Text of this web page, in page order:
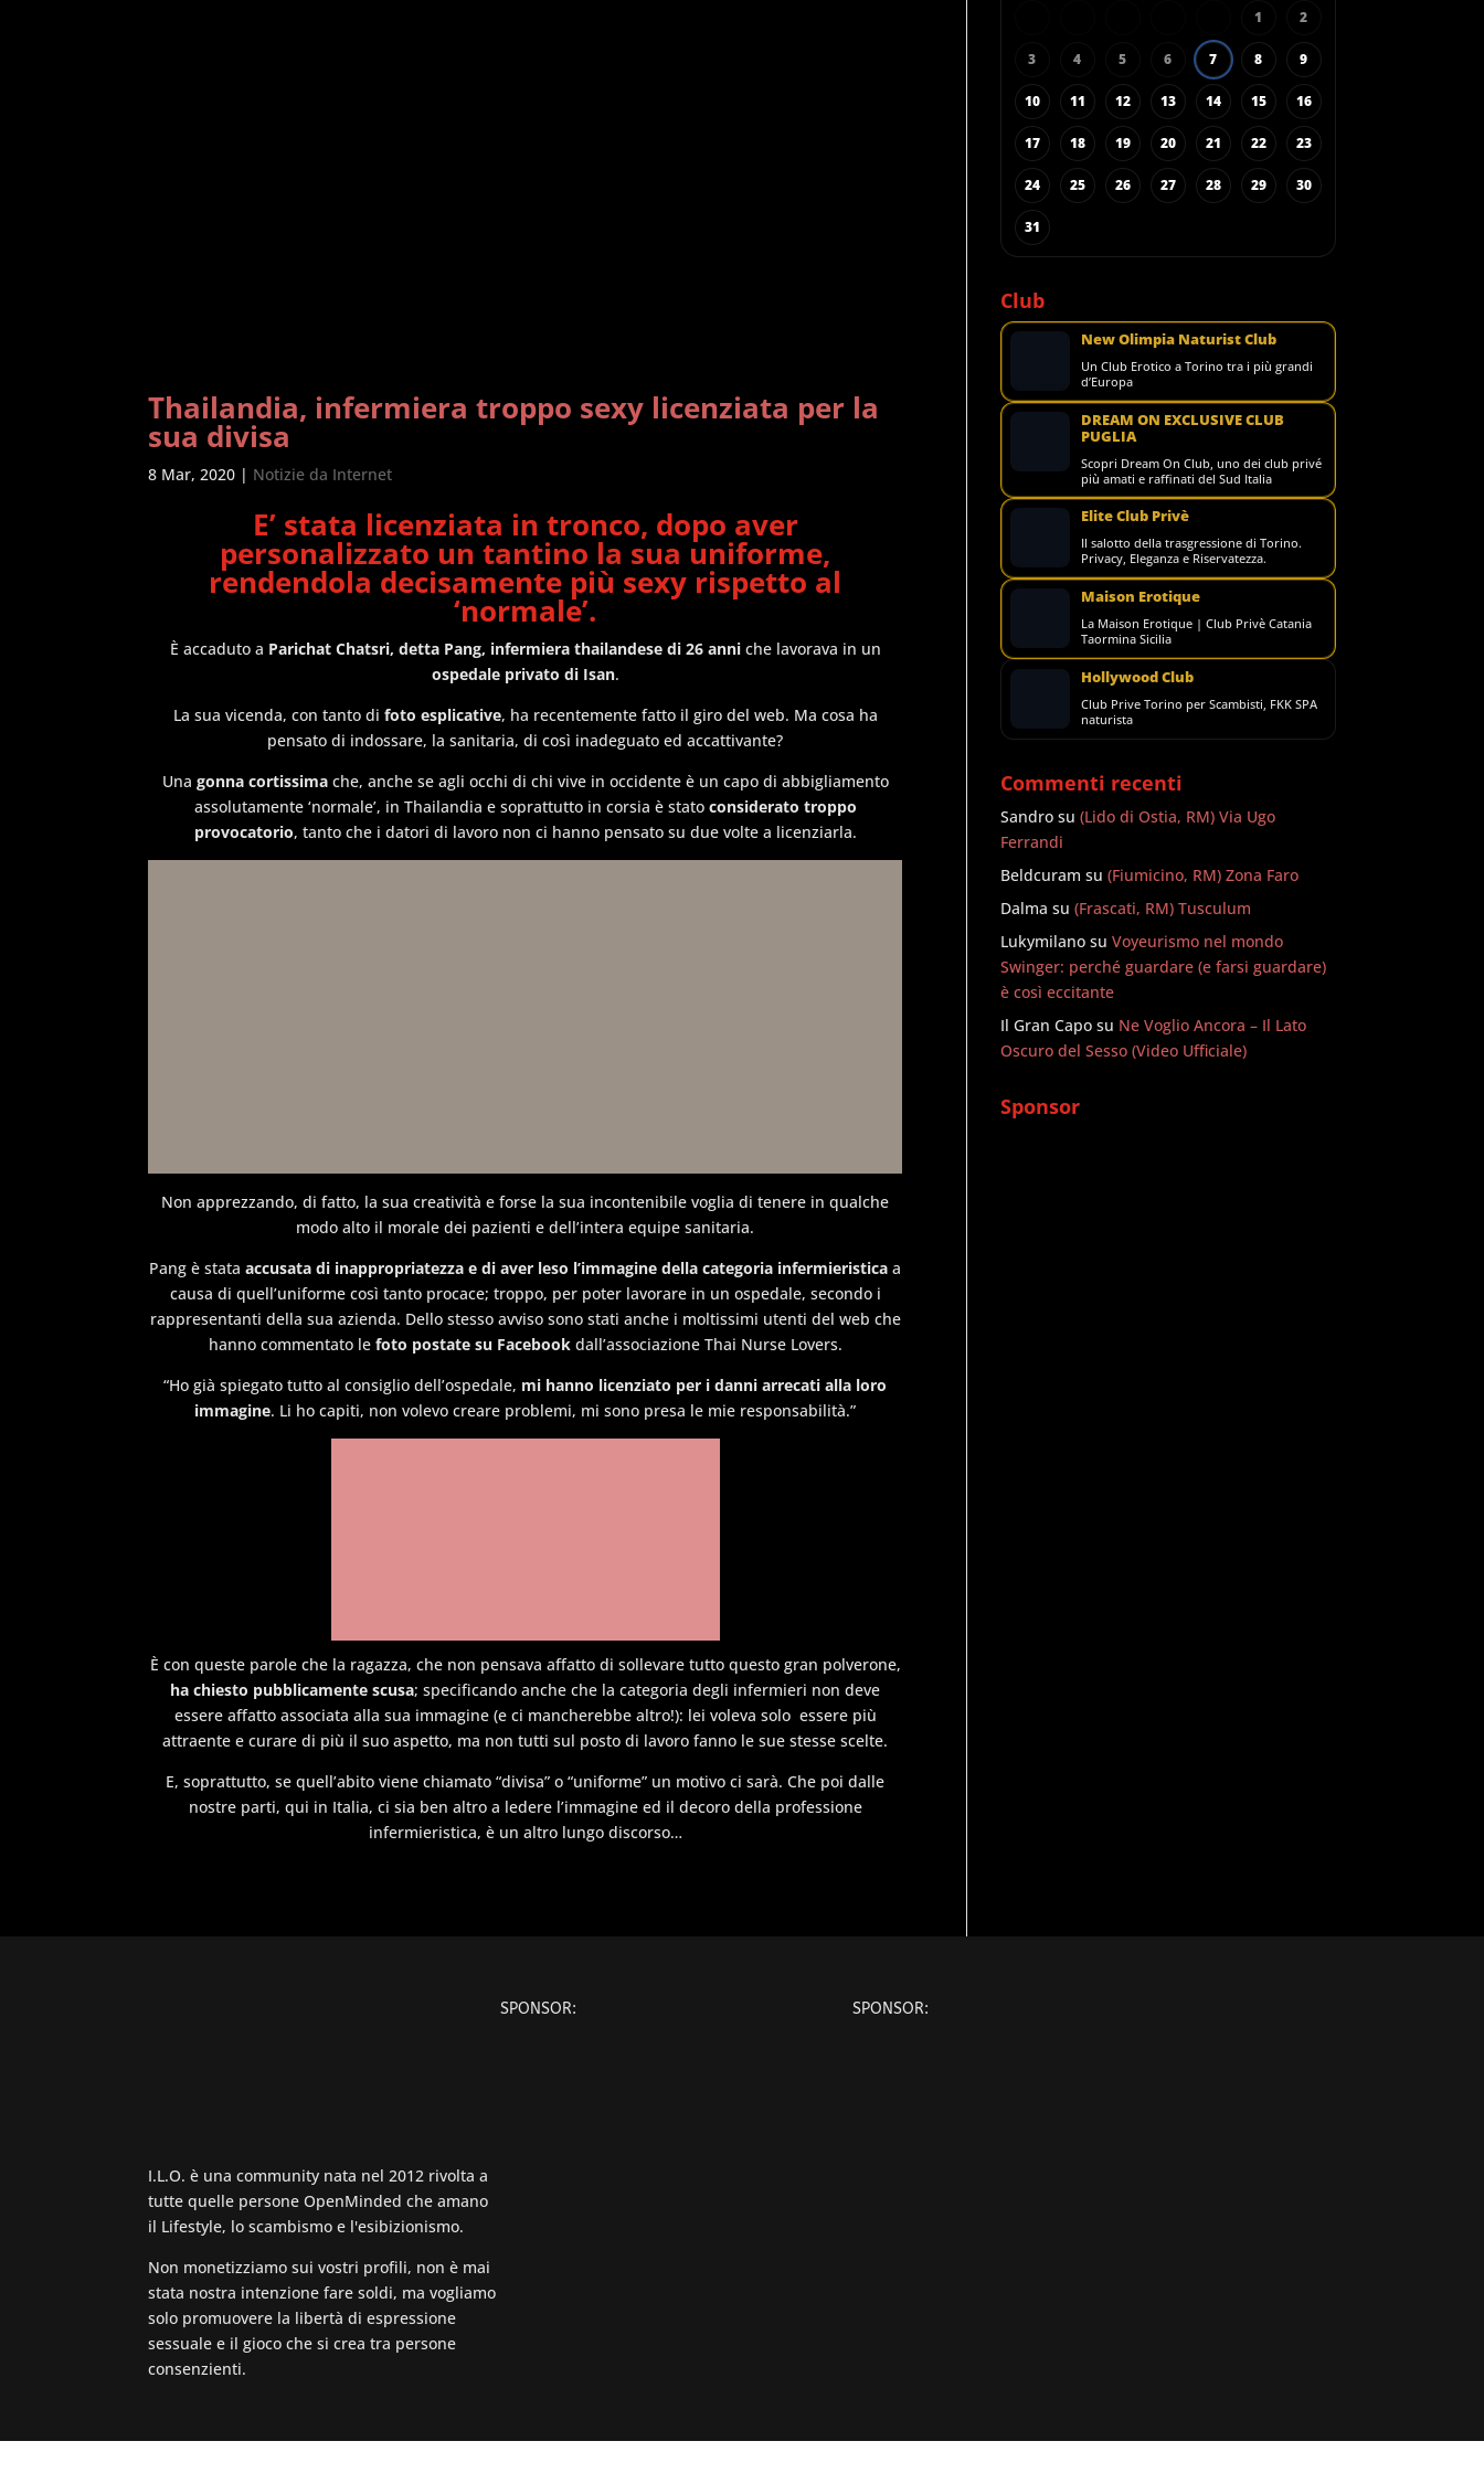
Thailandia, infermiera troppo sexy licenziata per la
sua divisa
8 Mar, 2020 | Notizie da Internet
E’ stata licenziata in tronco, dopo aver
personalizzato un tantino la sua uniforme,
rendendola decisamente più sexy rispetto al
‘normale’.
È accaduto a Parichat Chatsri, detta Pang, infermiera thailandese di 26 anni che lavorava in un
ospedale privato di Isan.
La sua vicenda, con tanto di foto esplicative, ha recentemente fatto il giro del web. Ma cosa ha
pensato di indossare, la sanitaria, di così inadeguato ed accattivante?
Una gonna cortissimache, anche se agli occhi di chi vive in occidente è un capo di abbigliamento
assolutamente ‘normale’, in Thailandia e soprattutto in corsia è stato considerato troppo
provocatorio, tanto che i datori di lavoro non ci hanno pensato su due volte a licenziarla.
Non apprezzando, di fatto, la sua creatività e forse la sua incontenibile voglia di tenere in qualche
modo alto il morale dei pazienti e dell’intera equipe sanitaria.
Pang è stataaccusata di inappropriatezza e di aver leso l’immagine della categoria infermieristica a
causa di quell’uniforme così tanto procace; troppo, per poter lavorare in un ospedale, secondo i
rappresentanti della sua azienda. Dello stesso avviso sono stati anche i moltissimi utenti del web che
hanno commentato le foto postate su Facebookdall’associazione Thai Nurse Lovers.
“Ho già spiegato tutto al consiglio dell’ospedale, mi hanno licenziato per i danni arrecati alla loro
immagine. Li ho capiti, non volevo creare problemi, mi sono presa le mie responsabilità.”
È con queste parole che la ragazza, che non pensava affatto di sollevare tutto questo gran polverone,
ha chiesto pubblicamente scusa; specificando anche che la categoria degli infermieri non deve
essere affatto associata alla sua immagine (e ci mancherebbe altro!): lei voleva solo essere più
attraente e curare di più il suo aspetto, ma non tutti sul posto di lavoro fanno le sue stesse scelte.
E, soprattutto, se quell’abito viene chiamato “divisa” o “uniforme” un motivo ci sarà. Che poi dalle
nostre parti, qui in Italia, ci sia ben altro a ledere l’immagine ed il decoro della professione
infermieristica, è un altro lungo discorso…
1 2
3 4 5 6 7 8 9
10 11 12 13 14 15 16
17 18 19 20 21 22 23
24 25 26 27 28 29 30
31
Club
New Olimpia Naturist Club
Un Club Erotico a Torino tra i più grandi
d’Europa
DREAM ON EXCLUSIVE CLUB
PUGLIA
Scopri Dream On Club, uno dei club privé
più amati e raffinati del Sud Italia
Elite Club Privè
Il salotto della trasgressione di Torino.
Privacy, Eleganza e Riservatezza.
Maison Erotique
La Maison Erotique | Club Privè Catania
Taormina Sicilia
Hollywood Club
Club Prive Torino per Scambisti, FKK SPA
naturista
Commenti recenti
Sandro su(Lido di Ostia, RM) Via Ugo
Ferrandi
Beldcuram su(Fiumicino, RM) Zona Faro
Dalma su(Frascati, RM) Tusculum
Lukymilano suVoyeurismo nel mondo
Swinger: perché guardare (e farsi guardare)
è così eccitante
Il Gran Capo su Ne Voglio Ancora – Il Lato
Oscuro del Sesso (Video Ufficiale)
Sponsor
I.L.O. è una community nata nel 2012 rivolta a
tutte quelle persone OpenMinded che amano
il Lifestyle, lo scambismo e l'esibizionismo.
Non monetizziamo sui vostri profili, non è mai
stata nostra intenzione fare soldi, ma vogliamo
solo promuovere la libertà di espressione
sessuale e il gioco che si crea tra persone
consenzienti.
SPONSOR: SPONSOR: